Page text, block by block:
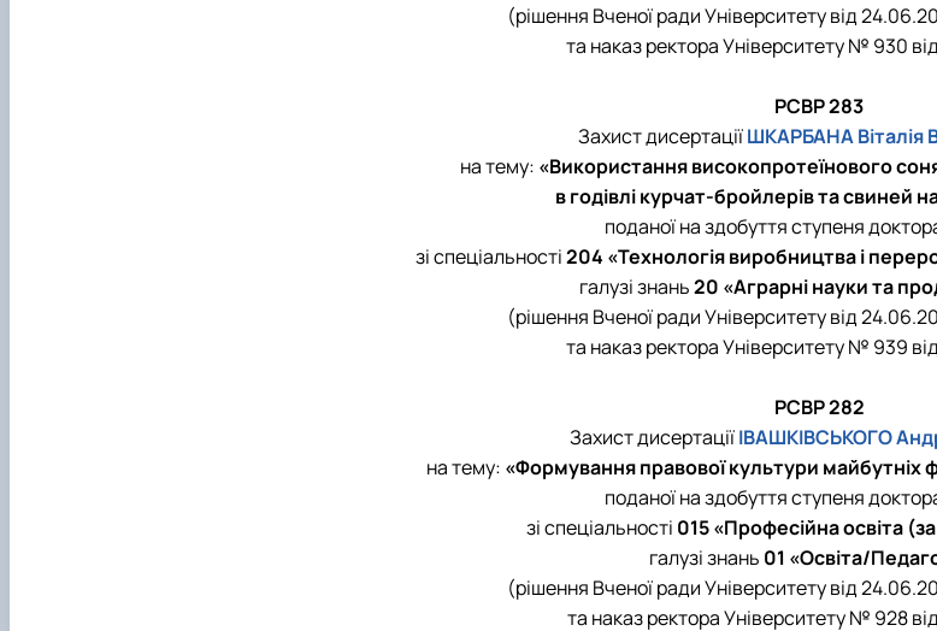
(рішення Вченої ради Університету від
та наказ ректора Університету № 930
РСВР 283
Захист дисертаціїШКАРБАНА Віталія
на тему: «Використання високопротеїнового
в годівлі курчат-бройлерів та свиней
поданої на здобуття ступеня
зі спеціальності204 «Технологія виробництва і
галузі знань20 «Аграрні науки та
(рішення Вченої ради Університету від
та наказ ректора Університету № 939
РСВР 282
Захист дисертаціїІВАШКІВСЬКОГО
на тему: «Формування правової культури майбутніх
поданої на здобуття ступеня
зі спеціальності 015 «Професійна освіта
галузі знань 01 «Освіта/
(рішення Вченої ради Університету від
та наказ ректора Університету № 928